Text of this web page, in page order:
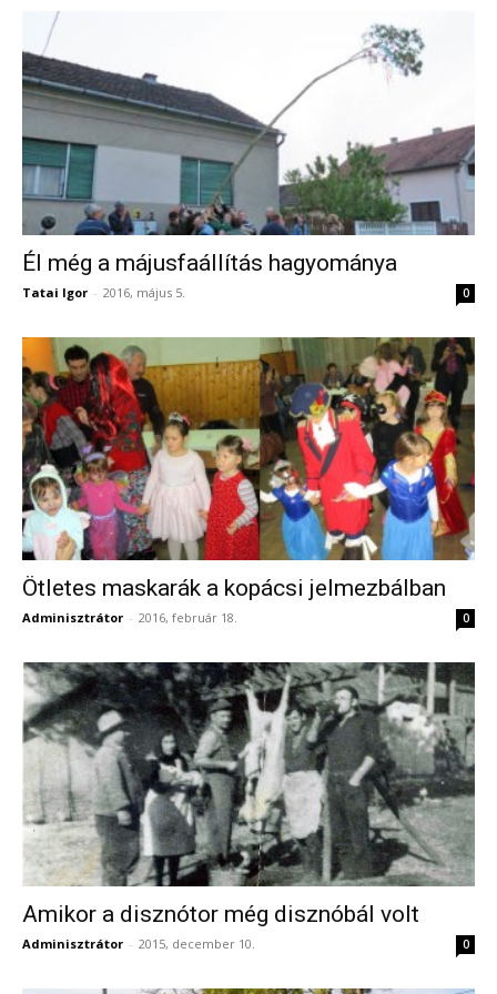
Él még a májusfaállítás hagyománya
Tatai Igor - 2016, május 5. 0
Ötletes maskarák a kopácsi jelmezbálban
Adminisztrátor - 2016, február 18. 0
Amikor a disznótor még disznóbál volt
Adminisztrátor - 2015, december 10. 0